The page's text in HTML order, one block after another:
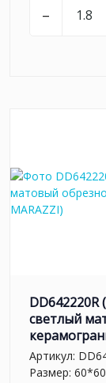
–
светлый
Артикул:
Размер: